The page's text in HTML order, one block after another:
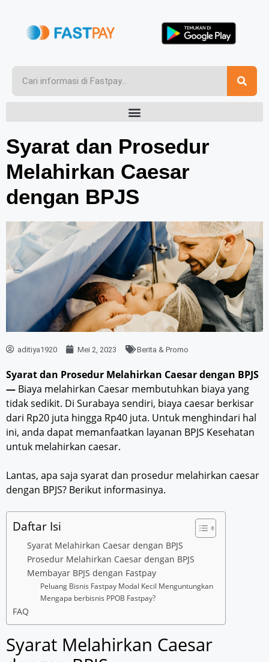
Syarat dan Prosedur
Melahirkan Caesar
dengan BPJS
aditiya1920 Mei 2, 2023 Berita & Promo
Syarat dan Prosedur Melahirkan Caesar dengan BPJS
— Biaya melahirkan Caesar membutuhkan biaya yang
tidak sedikit. Di Surabaya sendiri, biaya caesar berkisar
dari Rp20 juta hingga Rp40 juta. Untuk menghindari hal
ini, anda dapat memanfaatkan layanan BPJS Kesehatan
untuk melahirkan caesar.
Lantas, apa saja syarat dan prosedur melahirkan caesar
dengan BPJS? Berikut informasinya.
Daftar Isi
Syarat Melahirkan Caesar dengan BPJS
Prosedur Melahirkan Caesar dengan BPJS
Membayar BPJS dengan Fastpay
Peluang Bisnis Fastpay Modal Kecil Menguntungkan
Mengapa berbisnis PPOB Fastpay?
FAQ
Syarat Melahirkan Caesar